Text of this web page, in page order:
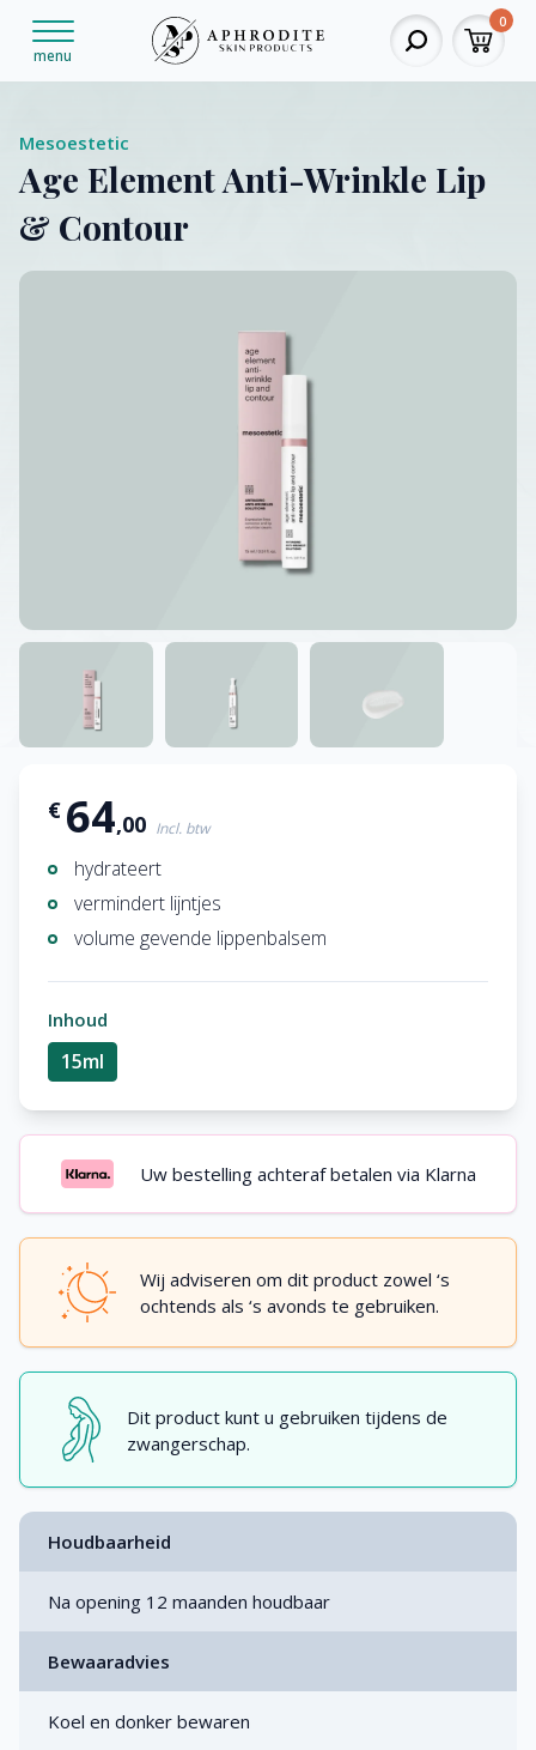
menu
0
Mesoestetic
Age Element Anti-Wrinkle Lip
& Contour
€ 64,00 Incl. btw
hydrateert
vermindert lijntjes
volume gevende lippenbalsem
Inhoud
15ml
Uw bestelling achteraf betalen via Klarna
Wij adviseren om dit product zowel ‘s
ochtends als ‘s avonds te gebruiken.
Dit product kunt u gebruiken tijdens de
zwangerschap.
Houdbaarheid
Na opening 12 maanden houdbaar
Bewaaradvies
Koel en donker bewaren